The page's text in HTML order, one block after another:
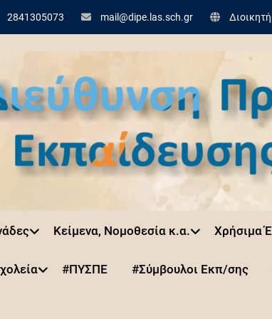
2841305073 mail@dipe.las.sch.gr
Κείμενα, Νομοθεσία κ.α. Χρήσιμα
#ΠΥΣΠΕ #Σύμβουλοι Εκπ/σης